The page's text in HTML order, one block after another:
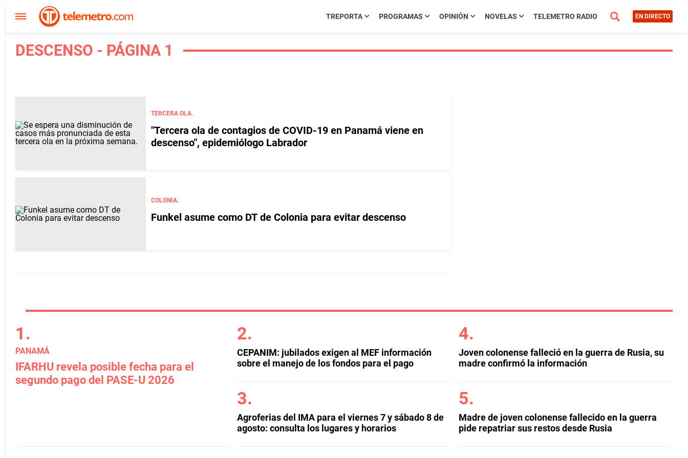
TREPORTA PROGRAMAS OPINIÓN NOVELAS TELEMETRO RADIO EN DIRECTO
DESCENSO - PÁGINA 1
TERCERA OLA.
"Tercera ola de contagios de COVID-19 en Panamá viene en
descenso", epidemiólogo Labrador
COLONIA.
Funkel asume como DT de Colonia para evitar descenso
PANAMÁ
IFARHU revela posible fecha para el
segundo pago del PASE-U 2026
CEPANIM: jubilados exigen al MEF información
sobre el manejo de los fondos para el pago
Agroferias del IMA para el viernes 7 y sábado 8 de
agosto: consulta los lugares y horarios
Joven colonense falleció en la guerra de Rusia, su
madre confirmó la información
Madre de joven colonense fallecido en la guerra
pide repatriar sus restos desde Rusia